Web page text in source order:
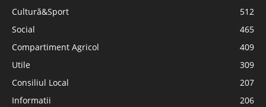
Cultură&Sport
512
Social
465
Compartiment Agricol
409
Utile
309
Consiliul Local
207
Informatii
206